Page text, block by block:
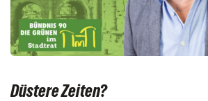
Düstere Zeiten?